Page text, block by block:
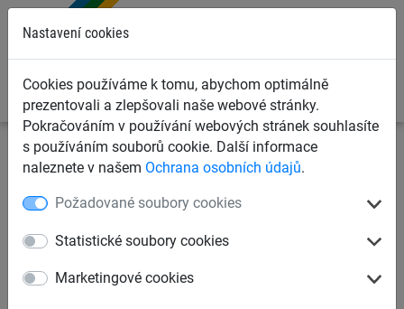
Nastavení cookies
Cookies používáme k tomu, abychom optimálně
prezentovali a zlepšovali naše webové stránky.
Pokračováním v používání webových stránek souhlasíte
s používáním souborů cookie. Další informace
naleznete v našem Ochrana osobních údajů.
Požadované soubory cookies
Statistické soubory cookies
Marketingové cookies
Dětská lanová hřiště Systém Vario
pro sloupy
Sloup z robinie, jednotlivě